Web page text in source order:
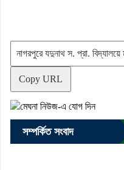
Copy URL
সম্পর্কিত সংবাদ